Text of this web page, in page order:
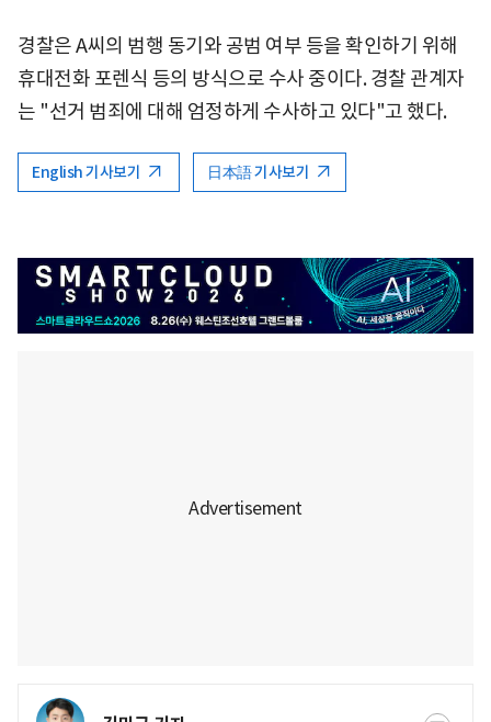
경찰은 A씨의 범행 동기와 공범 여부 등을 확인하기 위해
휴대전화 포렌식 등의 방식으로 수사 중이다. 경찰 관계자
는 "선거 범죄에 대해 엄정하게 수사하고 있다"고 했다.
English 기사보기 日本語 기사보기